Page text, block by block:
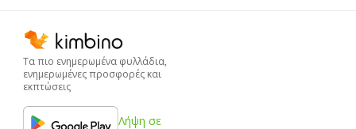
Τα πιο ενημερωμένα φυλλάδια,
ενημερωμένες προσφορές και
εκπτώσεις
Λήψη σε